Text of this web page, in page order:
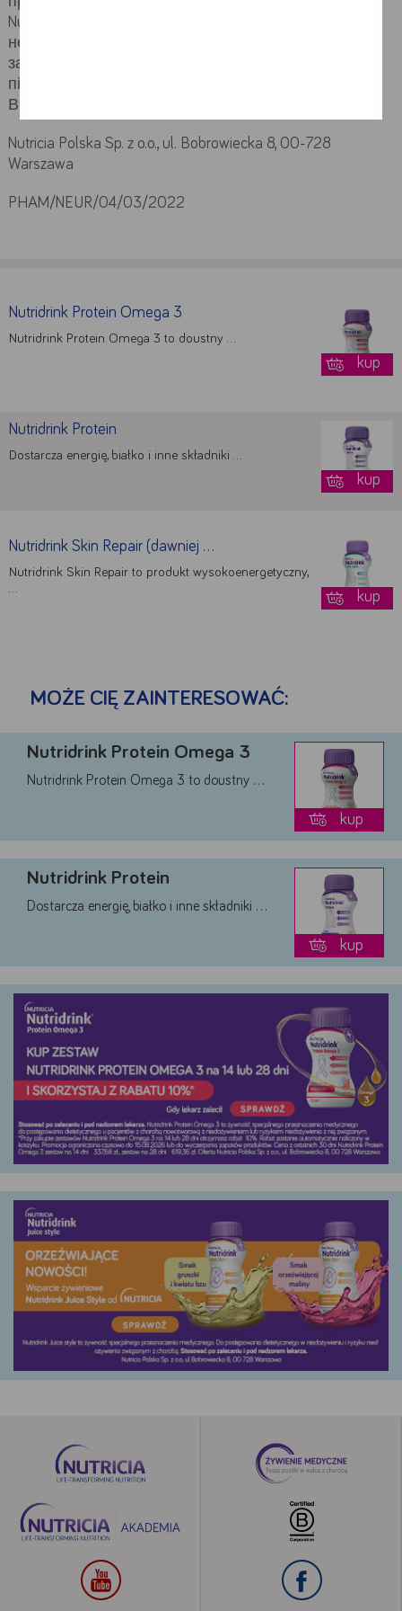
Nutridrink Multi Fibre для дієтичного лікування
недоїдання та ризику недоїдання, пов’язаного із
захворюван-ням, особливо у пацієнтів із
підвищеною потребою у клітковині.
Використання під наглядом лікаря.
Nutricia Polska Sp. z o.o., ul. Bobrowiecka 8, 00-728
Warszawa
PHAM/NEUR/04/03/2022
Nutridrink Protein Omega 3
Nutridrink Protein Omega 3 to doustny …
kup
Nutridrink Protein
Dostarcza energię, białko i inne składniki …
kup
Nutridrink Skin Repair (dawniej …
Nutridrink Skin Repair to produkt wysokoenergetyczny,
kup
MOŻE CIĘ ZAINTERESOWAĆ:
Nutridrink Protein Omega 3
Nutridrink Protein Omega 3 to doustny …
kup
Nutridrink Protein
Dostarcza energię, białko i inne składniki …
kup
Akceptuję
Zapisuję moje
Odrzucam wszystkie
dobrowolne